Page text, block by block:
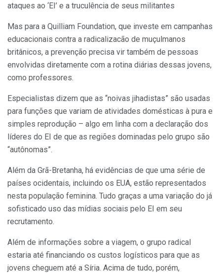
ataques ao ‘EI’ e a truculência de seus militantes
Mas para a Quilliam Foundation, que investe em campanhas
educacionais contra a radicalizacão de muçulmanos
britânicos, a prevenção precisa vir também de pessoas
envolvidas diretamente com a rotina diárias dessas jovens,
como professores.
Especialistas dizem que as “noivas jihadistas” são usadas
para funções que variam de atividades domésticas à pura e
simples reprodução – algo em linha com a declaração dos
líderes do EI de que as regiões dominadas pelo grupo são
“autônomas”.
Além da Grã-Bretanha, há evidências de que uma série de
países ocidentais, incluindo os EUA, estão representados
nesta população feminina. Tudo graças a uma variação do já
sofisticado uso das mídias sociais pelo EI em seu
recrutamento.
Além de informações sobre a viagem, o grupo radical
estaria até financiando os custos logísticos para que as
jovens cheguem até a Síria. Acima de tudo, porém,